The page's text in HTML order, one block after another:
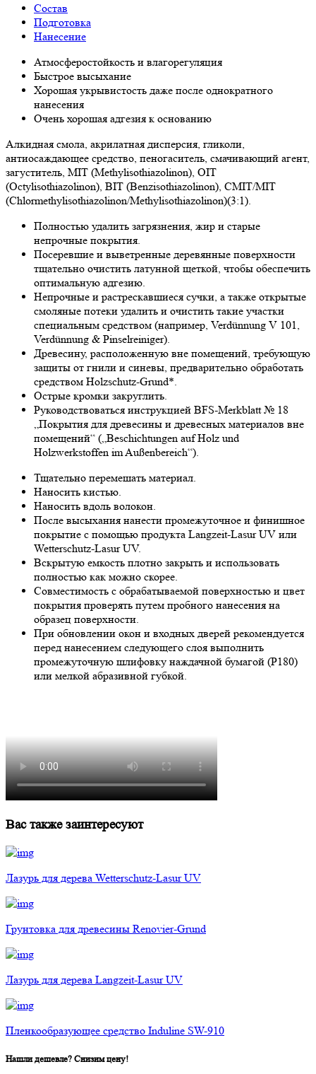
Состав
Подготовка
Нанесение
Атмосферостойкость и влагорегуляция
Быстрое высыхание
Хорошая укрывистость даже после однократного
нанесения
Очень хорошая адгезия к основанию
Алкидная смола, акрилатная дисперсия, гликоли,
антиосаждающее средство, пеногаситель, смачивающий агент,
загуститель, MIT (Methylisothiazolinon), OIT
(Octylisothiazolinon), BIT (Benzisothiazolinon), CMIT/MIT
(Chlormethylisothiazolinon/Methylisothiazolinon)(3:1).
Полностью удалить загрязнения, жир и старые
непрочные покрытия.
Посеревшие и выветренные деревянные поверхности
тщательно очистить латунной щеткой, чтобы обеспечить
оптимальную адгезию.
Непрочные и растрескавшиеся сучки, а также открытые
смоляные потеки удалить и очистить такие участки
специальным средством (например, Verdünnung V 101,
Verdünnung & Pinselreiniger).
Древесину, расположенную вне помещений, требующую
защиты от гнили и синевы, предварительно обработать
средством Holzschutz-Grund*.
Острые кромки закруглить.
Руководствоваться инструкцией BFS-Merkblatt № 18
„Покрытия для древесины и древесных материалов вне
помещений“ („Beschichtungen auf Holz und
Holzwerkstoffen im Außenbereich“).
Тщательно перемешать материал.
Наносить кистью.
Наносить вдоль волокон.
После высыхания нанести промежуточное и финишное
покрытие с помощью продукта Langzeit-Lasur UV или
Wetterschutz-Lasur UV.
Вскрытую емкость плотно закрыть и использовать
полностью как можно скорее.
Совместимость с обрабатываемой поверхностью и цвет
покрытия проверять путем пробного нанесения на
образец поверхности.
При обновлении окон и входных дверей рекомендуется
перед нанесением следующего слоя выполнить
промежуточную шлифовку наждачной бумагой (Р180)
или мелкой абразивной губкой.
Вас также заинтересуют
Лазурь для дерева Wetterschutz-Lasur UV
Грунтовка для древесины Renovier-Grund
Лазурь для дерева Langzeit-Lasur UV
Пленкообразующее средство Induline SW-910
Нашли дешевле? Снизим цену!